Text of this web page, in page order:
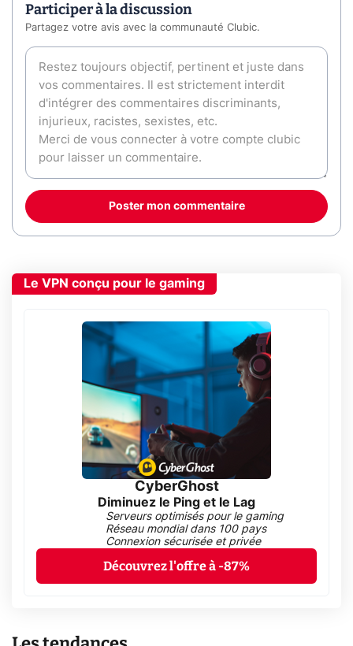
Participer à la discussion
Partagez votre avis avec la communauté Clubic.
Poster mon commentaire
Le VPN conçu pour le gaming
CyberGhost
Diminuez le Ping et le Lag
Serveurs optimisés pour le gaming
Réseau mondial dans 100 pays
Connexion sécurisée et privée
Découvrez l'offre à -87%